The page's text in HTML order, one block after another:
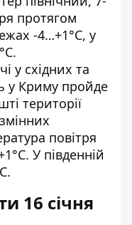
протягом
-4…+1°С, у
у східних та
у Криму пройде
території
повітря
У південній
16 січня